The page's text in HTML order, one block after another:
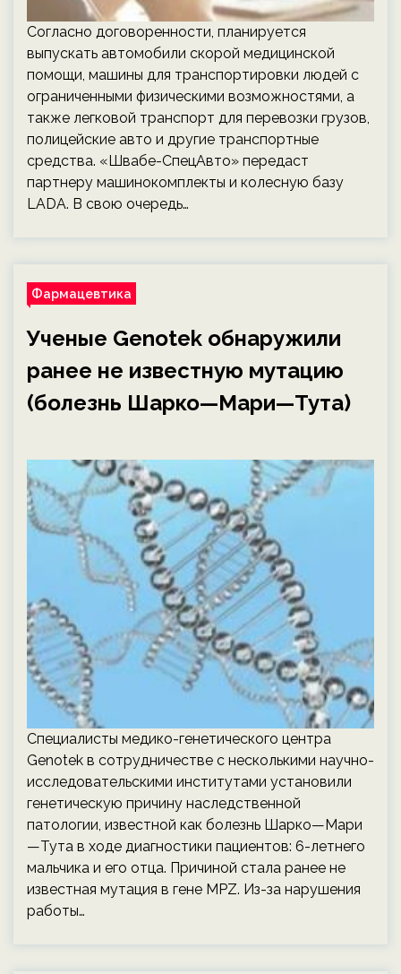
Согласно договоренности, планируется
выпускать автомобили скорой медицинской
помощи, машины для транспортировки людей с
ограниченными физическими возможностями, а
также легковой транспорт для перевозки грузов,
полицейские авто и другие транспортные
средства. «Швабе-СпецАвто» передаст
партнеру машинокомплекты и колесную базу
LADA. В свою очередь…
Фармацевтика
Ученые Genotek обнаружили
ранее не известную мутацию
(болезнь Шарко—Мари—Тута)
Специалисты медико-генетического центра
Genotek в сотрудничестве с несколькими научно-
исследовательскими институтами установили
генетическую причину наследственной
патологии, известной как болезнь Шарко—Мари
—Тута в ходе диагностики пациентов: 6-летнего
мальчика и его отца. Причиной стала ранее не
известная мутация в гене MPZ. Из-за нарушения
работы…